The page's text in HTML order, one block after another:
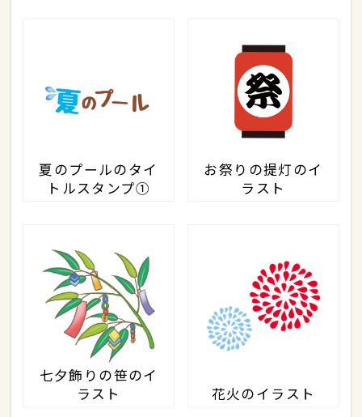
夏のプールのタイ
トルスタンプ①
お祭りの提灯のイ
ラスト
七夕飾りの笹のイ
ラスト
花火のイラスト